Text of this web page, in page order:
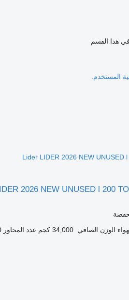
هذا القسم
المستخدم
Lider LIDER 2026 NEW UNUSED
2026 NEW UNUSED l 200
الوزن الصافي 34,000 كجم عدد المحاور